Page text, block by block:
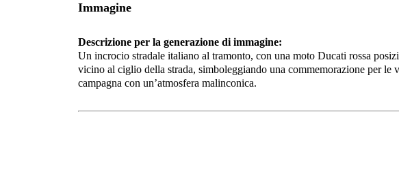
Immagine
Descrizione per la generazione di immagine:
Un incrocio stradale italiano al tramonto, con una moto Ducati rossa
vicino al ciglio della strada, simboleggiando una commemorazione per
campagna con un’atmosfera malinconica.